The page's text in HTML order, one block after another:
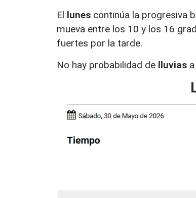
El lunes continúa la progresiva
mueva entre los 10 y los 16
fuertes por la tarde.
No hay probabilidad de lluvias